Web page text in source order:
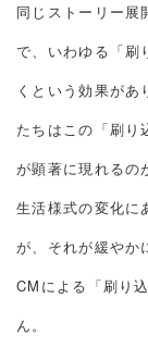
同じストーリー展
で、いわゆる「刷
くという効果が
たちはこの「刷り
が顕著に現れるの
生活様式の変化に
が、それが緩やか
CMによる「刷り
ん。